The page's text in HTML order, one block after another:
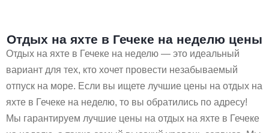
Отдых на яхте в Гечеке на неделю цены
Отдых на яхте в Гечеке на неделю — это идеальный
вариант для тех, кто хочет провести незабываемый
отпуск на море. Если вы ищете лучшие цены на отдых на
яхте в Гечеке на неделю, то вы обратились по адресу!
Мы гарантируем лучшие цены на отдых на яхте в Гечеке